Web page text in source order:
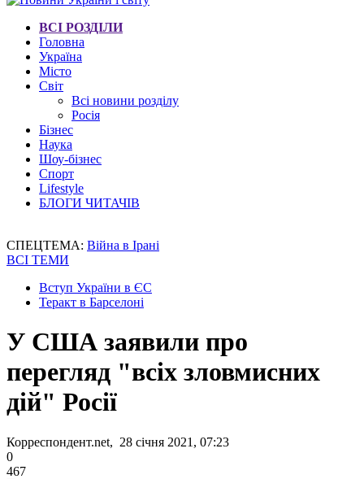
ВСІ РОЗДІЛИ
Головна
Україна
Місто
Світ
Всі новини розділу
Росія
Бізнес
Наука
Шоу-бізнес
Спорт
Lifestyle
БЛОГИ ЧИТАЧІВ
СПЕЦТЕМА: Війна в Ірані
ВСІ ТЕМИ
Вступ України в ЄС
Теракт в Барселоні
У США заявили про
перегляд "всіх зловмисних
дій" Росії
Корреспондент.net, 28 січня 2021, 07:23
0
467